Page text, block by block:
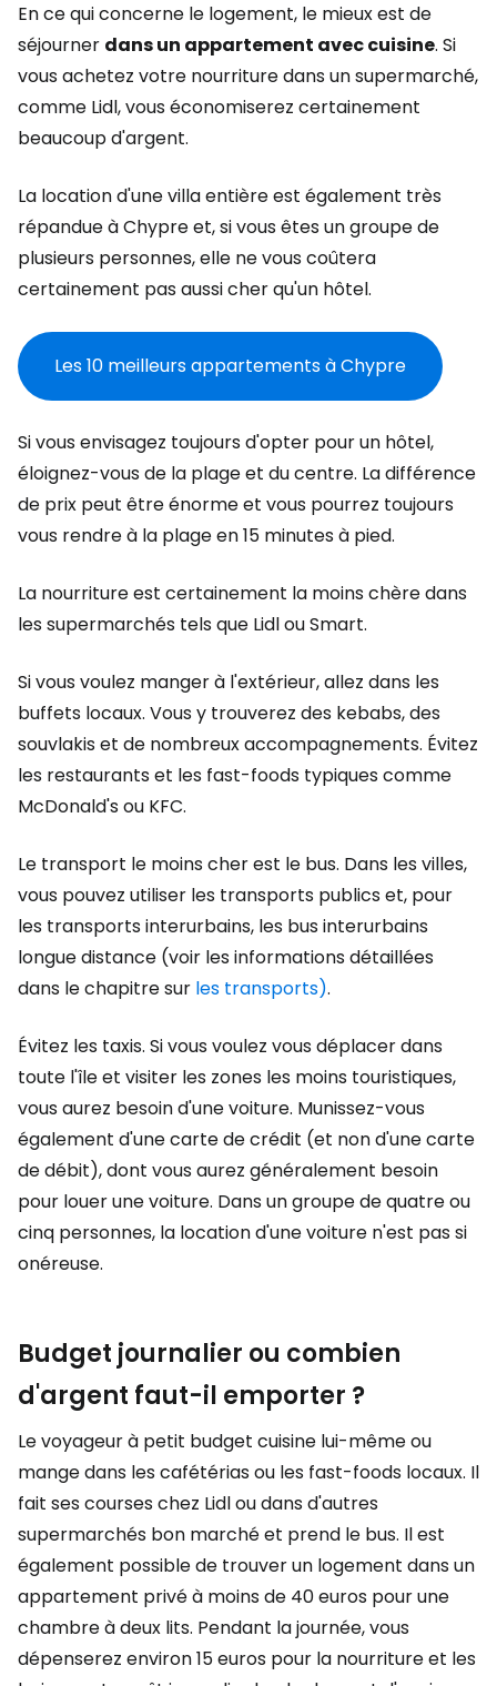
En ce qui concerne le logement, le mieux est de
séjourner dans un appartement avec cuisine. Si
vous achetez votre nourriture dans un supermarché,
comme Lidl, vous économiserez certainement
beaucoup d'argent.
La location d'une villa entière est également très
répandue à Chypre et, si vous êtes un groupe de
plusieurs personnes, elle ne vous coûtera
certainement pas aussi cher qu'un hôtel.
Les 10 meilleurs appartements à Chypre
Si vous envisagez toujours d'opter pour un hôtel,
éloignez-vous de la plage et du centre. La différence
de prix peut être énorme et vous pourrez toujours
vous rendre à la plage en 15 minutes à pied.
La nourriture est certainement la moins chère dans
les supermarchés tels que Lidl ou Smart.
Si vous voulez manger à l'extérieur, allez dans les
buffets locaux. Vous y trouverez des kebabs, des
souvlakis et de nombreux accompagnements. Évitez
les restaurants et les fast-foods typiques comme
McDonald's ou KFC.
Le transport le moins cher est le bus. Dans les villes,
vous pouvez utiliser les transports publics et, pour
les transports interurbains, les bus interurbains
longue distance (voir les informations détaillées
dans le chapitre sur les transports).
Évitez les taxis. Si vous voulez vous déplacer dans
toute l'île et visiter les zones les moins touristiques,
vous aurez besoin d'une voiture. Munissez-vous
également d'une carte de crédit (et non d'une carte
de débit), dont vous aurez généralement besoin
pour louer une voiture. Dans un groupe de quatre ou
cinq personnes, la location d'une voiture n'est pas si
onéreuse.
Budget journalier ou combien
d'argent faut-il emporter ?
Le voyageur à petit budget cuisine lui-même ou
mange dans les cafétérias ou les fast-foods locaux. Il
fait ses courses chez Lidl ou dans d'autres
supermarchés bon marché et prend le bus. Il est
également possible de trouver un logement dans un
appartement privé à moins de 40 euros pour une
chambre à deux lits. Pendant la journée, vous
dépenserez environ 15 euros pour la nourriture et les